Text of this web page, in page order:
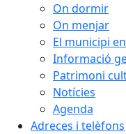
On dormir
On menjar
El municipi
Informació
Patrimoni
Notícies
Agenda
Adreces i telèfons